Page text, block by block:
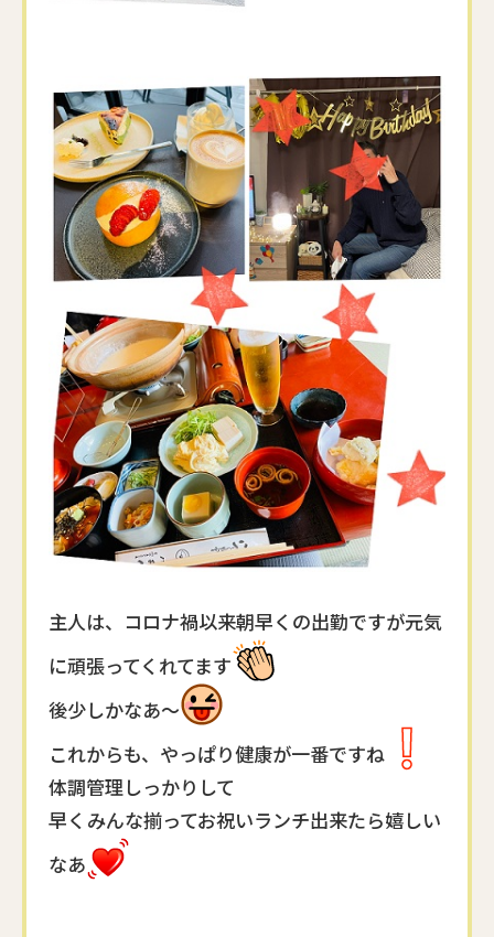
主人は、コロナ禍以来朝早くの出勤ですが元気
に頑張ってくれてます
後少しかなあ～
これからも、やっぱり健康が一番ですね
体調管理しっかりして
早くみんな揃ってお祝いランチ出来たら嬉しい
なあ